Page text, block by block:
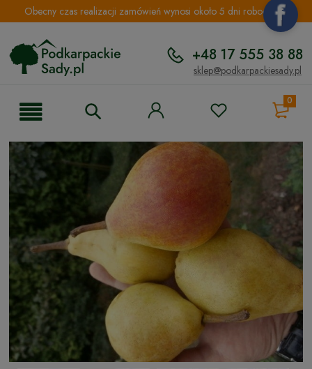
Obecny czas realizacji zamówień wynosi około 5 dni roboczych.
+48 17 555 38 88
sklep@podkarpackiesady.pl
0